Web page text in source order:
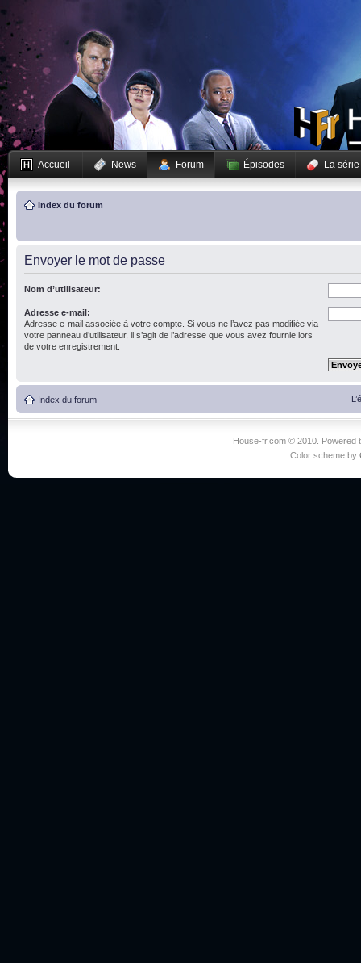
Accueil News Forum Épisodes La série
Index du forum
Envoyer le mot de passe
Nom d’utilisateur:
Adresse e-mail:
Adresse e-mail associée à votre compte. Si vous ne l’avez pas modifiée via
votre panneau d’utilisateur, il s’agit de l’adresse que vous avez fournie lors
de votre enregistrement.
Index du forum
House-fr.com © 2010. Powered
Color scheme by